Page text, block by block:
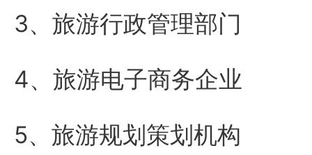
3、旅游行政管理部门
4、旅游电子商务企业
5、旅游规划策划机构